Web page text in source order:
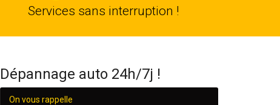
24
H/24
Services sans interruption !
Dépannage auto 24h/7j !
On vous rappelle